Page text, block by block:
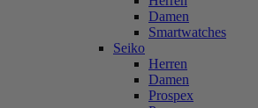
Damen
Smartwatches
Seiko
Herren
Damen
Prospex